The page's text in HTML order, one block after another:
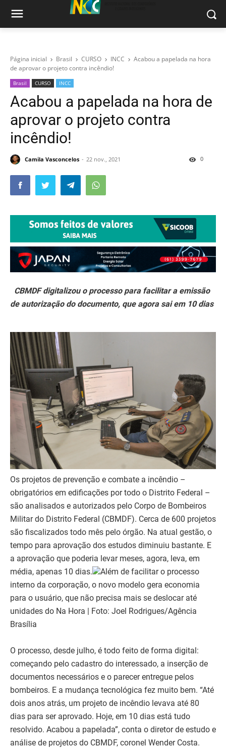
Página inicial Brasil CURSO INCC
Acabou a papelada na hora
de aprovar o projeto contra incêndio!
Brasil CURSO INCC
Acabou a papelada na hora de
aprovar o projeto contra
incêndio!
Camila Vasconcelos 22 nov., 2021 0
CBMDF digitalizou o processo para facilitar a emissão
de autorização do documento, que agora sai em 10 dias
Os projetos de prevenção e combate a incêndio –
obrigatórios em edificações por todo o Distrito Federal –
são analisados e autorizados pelo Corpo de Bombeiros
Militar do Distrito Federal (CBMDF). Cerca de 600 projetos
são fiscalizados todo mês pelo órgão. Na atual gestão, o
tempo para aprovação dos estudos diminuiu bastante. E
a aprovação que poderia levar meses, agora, leva, em
média, apenas 10 dias.
Além de facilitar o processo
interno da corporação, o novo modelo gera economia
para o usuário, que não precisa mais se deslocar até
unidades do Na Hora | Foto: Joel Rodrigues/Agência
Brasília
O processo, desde julho, é todo feito de forma digital:
começando pelo cadastro do interessado, a inserção de
documentos necessários e o parecer entregue pelos
bombeiros. E a mudança tecnológica fez muito bem. “Até
dois anos atrás, um projeto de incêndio levava até 80
dias para ser aprovado. Hoje, em 10 dias está tudo
resolvido. Acabou a papelada”, conta o diretor de estudo e
análise de projetos do CBMDF, coronel Wender Costa.